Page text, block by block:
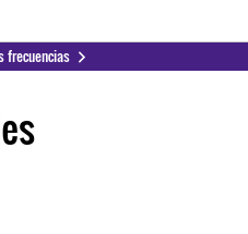
frecuencias